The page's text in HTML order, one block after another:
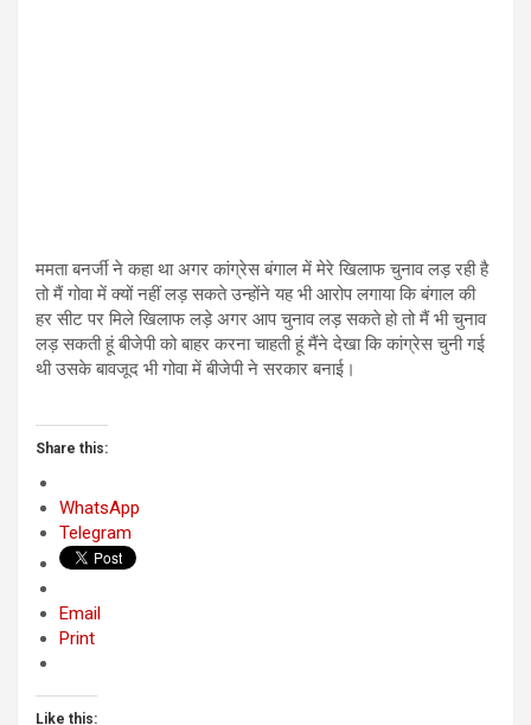
ममता बनर्जी ने कहा था अगर कांग्रेस बंगाल में मेरे खिलाफ चुनाव लड़ रही है
तो मैं गोवा में क्यों नहीं लड़ सकते उन्होंने यह भी आरोप लगाया कि बंगाल की
हर सीट पर मिले खिलाफ लड़े अगर आप चुनाव लड़ सकते हो तो मैं भी चुनाव
लड़ सकती हूं बीजेपी को बाहर करना चाहती हूं मैंने देखा कि कांग्रेस चुनी गई
थी उसके बावजूद भी गोवा में बीजेपी ने सरकार बनाई।
Share this:
WhatsApp
Telegram
Email
Print
Like this: